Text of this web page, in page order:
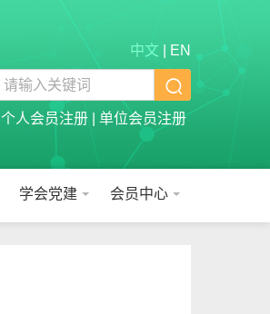
中文 EN

个人会员注册| 单位会员注册
学会党建 会员中心